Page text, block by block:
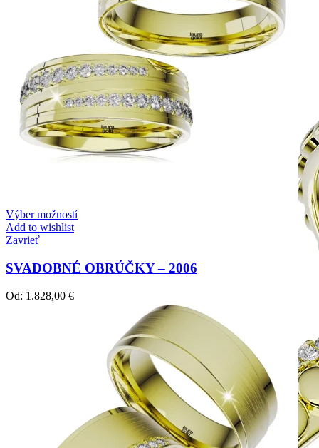
Harmónia klasiky a moderného dizajnu.
Výber možností
Add to wishlist
Zavrieť
SVADOBNÉ OBRÚČKY – 2006
Od: 1.828,00 €